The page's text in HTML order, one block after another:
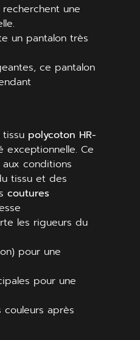
une
un pantalon très
ce pantalon
polycoton HR-
exceptionnelle. Ce
conditions
tissu et des
coutures
les rigueurs du
pour une
pour une
après